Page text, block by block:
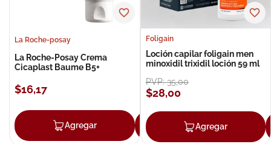
La Roche-posay
La Roche-Posay Crema
Cicaplast Baume B5+
$16,17
Agregar Agregar
Foligain
Loción capilar foligain men
minoxidil trixidil loción 59 ml
PVP:35,00
$28,00
Agregar